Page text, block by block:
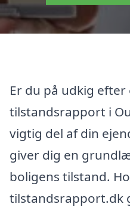
Er du på udkig efter
tilstandsrapport i
vigtig del af din
giver dig en
boligens tilstand.
tilstandsrapport.dk